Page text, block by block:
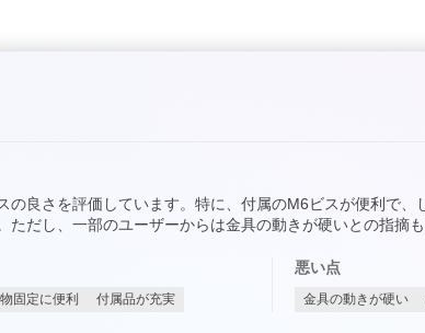
良さを評価しています。特に、付属のM6ビスが便利で
だし、一部のユーザーからは金具の動きが硬いとの指摘も
固定に便利 付属品が充実
悪い点
金具の動きが硬い